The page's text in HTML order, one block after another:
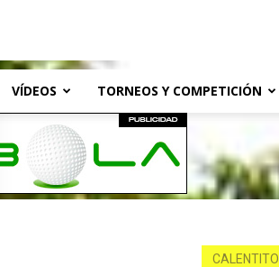
VÍDEOS TORNEOS Y COMPETICIÓN
CALENTITO